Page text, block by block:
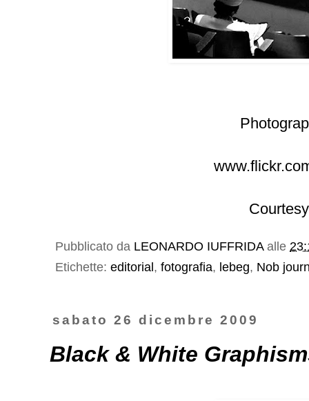
Pubblicato da LEONARDO IUFFRIDA alle
Etichette: editorial , fotografia, lebeg, Nob
sabato 26 dicembre 2009
Black & White